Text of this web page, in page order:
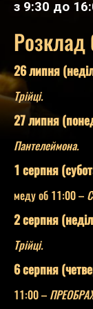
з 9:30 до
Розклад
26 липня
Трійці.
27 липня
Пантелеймона.
1 серпня
меду об 11:00 –
2 серпня
Трійці.
6 серпня
11:00 –